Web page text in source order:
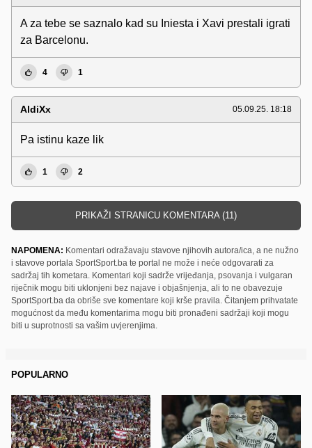
A za tebe se saznalo kad su Iniesta i Xavi prestali igrati
za Barcelonu.
4 1
AldiXx 05.09.25. 18:18
Pa istinu kaze lik
1 2
PRIKAŽI STRANICU KOMENTARA (11)
NAPOMENA: Komentari odražavaju stavove njihovih autora/ica, a ne nužno
i stavove portala SportSport.ba te portal ne može i neće odgovarati za
sadržaj tih kometara. Komentari koji sadrže vrijeđanja, psovanja i vulgaran
riječnik mogu biti uklonjeni bez najave i objašnjenja, ali to ne obavezuje
SportSport.ba da obriše sve komentare koji krše pravila. Čitanjem prihvatate
mogućnost da među komentarima mogu biti pronađeni sadržaji koji mogu
biti u suprotnosti sa vašim uvjerenjima.
POPULARNO